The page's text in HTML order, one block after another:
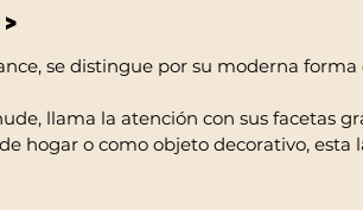
se distingue por su moderna
llama la atención con sus facetas
hogar o como objeto decorativo,